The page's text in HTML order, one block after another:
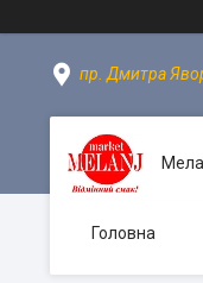
пр. Дмитра
Головна